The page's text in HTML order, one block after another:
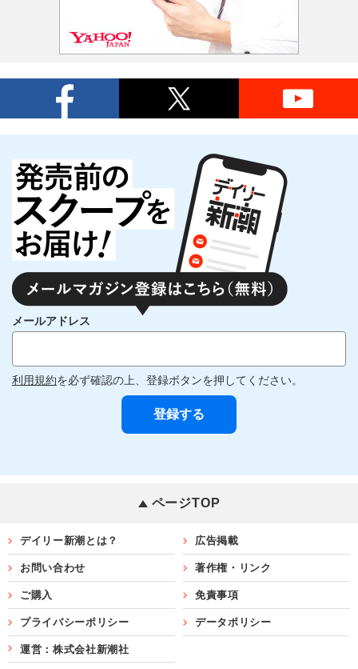
メールアドレス
利用規約を必ず確認の上、登録ボタンを押してください。
ページTOP
デイリー新潮とは？ 広告掲載
お問い合わせ 著作権・リンク
ご購入 免責事項
プライバシーポリシー データポリシー
運営：株式会社新潮社